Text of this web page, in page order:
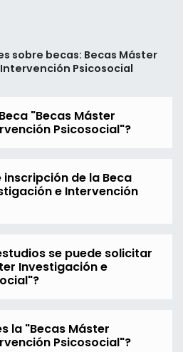
sobre becas: Becas Máster
Psicosocial
"Becas Máster
Psicosocial"?
inscripción de la Beca
e Intervención
se puede solicitar
Investigación e
la "Becas Máster
Psicosocial"?